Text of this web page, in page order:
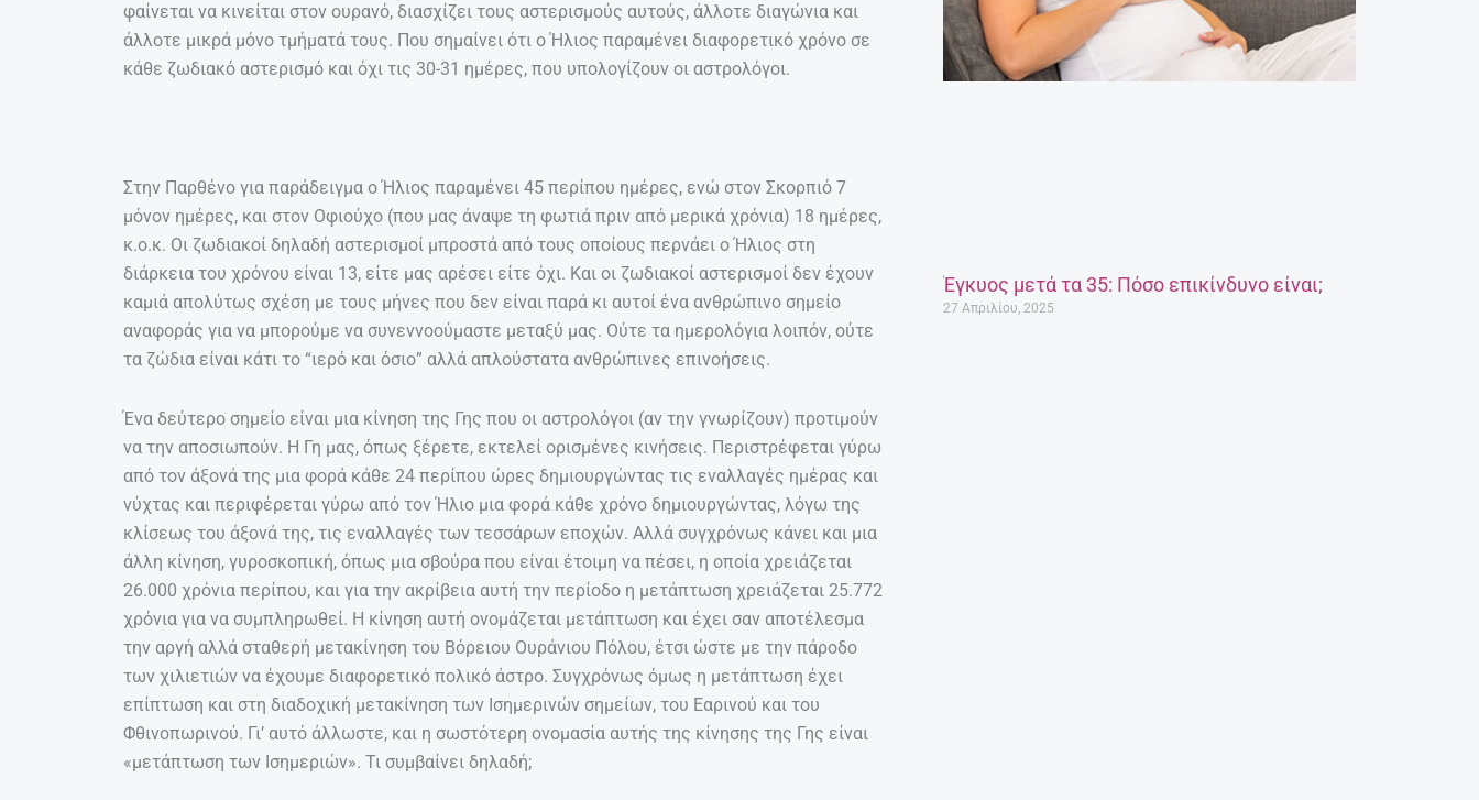
φαίνεται να κινείται στον ουρανό, διασχίζει τους αστερισμούς αυτούς, άλλοτε διαγώνια και
άλλοτε μικρά μόνο τμήματά τους. Που σημαίνει ότι ο Ήλιος παραμένει διαφορετικό χρόνο σε
κάθε ζωδιακό αστερισμό και όχι τις 30-31 ημέρες, που υπολογίζουν οι αστρολόγοι.
Στην Παρθένο για παράδειγμα ο Ήλιος παραμένει 45 περίπου ημέρες, ενώ στον Σκορπιό 7
μόνον ημέρες, και στον Οφιούχο (που μας άναψε τη φωτιά πριν από μερικά χρόνια) 18 ημέρες,
κ.ο.κ. Οι ζωδιακοί δηλαδή αστερισμοί μπροστά από τους οποίους περνάει ο Ήλιος στη
διάρκεια του χρόνου είναι 13, είτε μας αρέσει είτε όχι. Και οι ζωδιακοί αστερισμοί δεν έχουν
καμιά απολύτως σχέση με τους μήνες που δεν είναι παρά κι αυτοί ένα ανθρώπινο σημείο
αναφοράς για να μπορούμε να συνεννοούμαστε μεταξύ μας. Ούτε τα ημερολόγια λοιπόν, ούτε
τα ζώδια είναι κάτι το “ιερό και όσιο” αλλά απλούστατα ανθρώπινες επινοήσεις.
Ένα δεύτερο σημείο είναι μια κίνηση της Γης που οι αστρολόγοι (αν την γνωρίζουν) προτιμούν
να την αποσιωπούν. Η Γη μας, όπως ξέρετε, εκτελεί ορισμένες κινήσεις. Περιστρέφεται γύρω
από τον άξονά της μια φορά κάθε 24 περίπου ώρες δημιουργώντας τις εναλλαγές ημέρας και
νύχτας και περιφέρεται γύρω από τον Ήλιο μια φορά κάθε χρόνο δημιουργώντας, λόγω της
κλίσεως του άξονά της, τις εναλλαγές των τεσσάρων εποχών. Αλλά συγχρόνως κάνει και μια
άλλη κίνηση, γυροσκοπική, όπως μια σβούρα που είναι έτοιμη να πέσει, η οποία χρειάζεται
26.000 χρόνια περίπου, και για την ακρίβεια αυτή την περίοδο η μετάπτωση χρειάζεται 25.772
χρόνια για να συμπληρωθεί. Η κίνηση αυτή ονομάζεται μετάπτωση και έχει σαν αποτέλεσμα
την αργή αλλά σταθερή μετακίνηση του Βόρειου Ουράνιου Πόλου, έτσι ώστε με την πάροδο
των χιλιετιών να έχουμε διαφορετικό πολικό άστρο. Συγχρόνως όμως η μετάπτωση έχει
επίπτωση και στη διαδοχική μετακίνηση των Ισημερινών σημείων, του Εαρινού και του
Φθινοπωρινού. Γι’ αυτό άλλωστε, και η σωστότερη ονομασία αυτής της κίνησης της Γης είναι
«μετάπτωση των Ισημεριών». Τι συμβαίνει δηλαδή;
Έγκυος μετά τα 35: Πόσο επικίνδυνο είναι;
27 Απριλίου, 2025